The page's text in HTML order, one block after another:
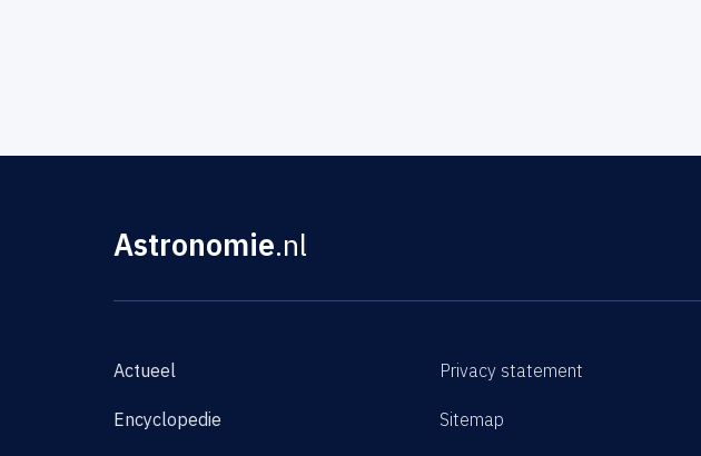
Astronomie.nl
Actueel
Encyclopedie
Privacy statement
Sitemap